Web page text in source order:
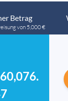
Betrag
von 5,000 €